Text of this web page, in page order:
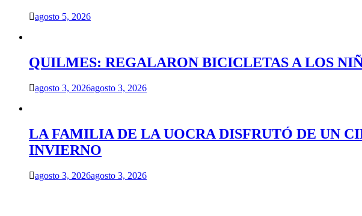
agosto 5, 2026
QUILMES: REGALARON BICICLETAS A LOS
agosto 3, 2026agosto 3, 2026
LA FAMILIA DE LA UOCRA DISFRUTÓ DE UN
INVIERNO
agosto 3, 2026agosto 3, 2026